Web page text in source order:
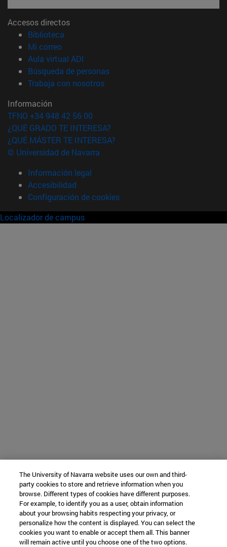
Accesos directos
Biblioteca
Mi correo(abre en nueva ventana)
Aula virtual ADI
Búsqueda de personas(abre en nueva ventana)
Trabaja con nosotros(abre en nueva ventana)
Información
TFNO +34 948 42 56 00
¿QUÉ GRADO TE INTERESA?
¿QUÉ MÁSTER TE INTERESA?
© Universidad de Navarra
Información legal
Accesibilidad
Configuración de cookies
Localizador de campus
The University of Navarra website uses our own and third-
party cookies to store and retrieve information when you
browse. Different types of cookies have different purposes.
For example, to identify you as a user, obtain information
about your browsing habits respecting your privacy, or
personalize how the content is displayed. You can select the
cookies you want to enable or accept them all. This banner
will remain active until you choose one of the two options.